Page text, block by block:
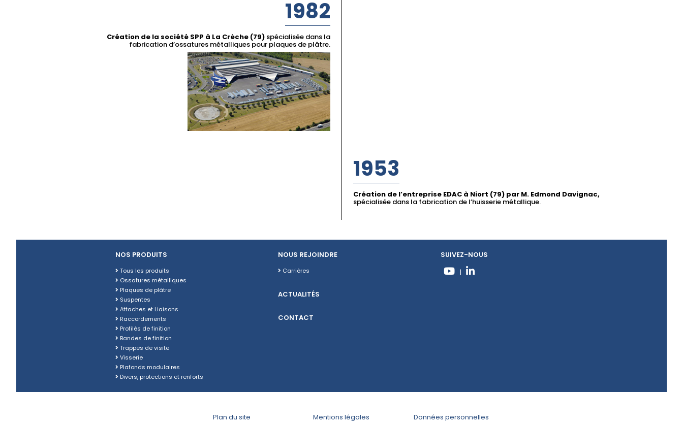
1982
Création de la société SPP à La Crèche (79) spécialisée dans la
fabrication d’ossatures métalliques pour plaques de plâtre.
1953
Création de l’entreprise EDAC à Niort (79) par M. Edmond Davignac,
spécialisée dans la fabrication de l’huisserie métallique.
NOS PRODUITS
Tous les produits
Ossatures métalliques
Plaques de plâtre
Suspentes
Attaches et Liaisons
Raccordements
Profilés de finition
Bandes de finition
Trappes de visite
Visserie
Plafonds modulaires
Divers, protections et renforts
NOUS REJOINDRE
Carrières
ACTUALITÉS
CONTACT
SUIVEZ-NOUS
|
Plan du site Mentions légales Données personnelles